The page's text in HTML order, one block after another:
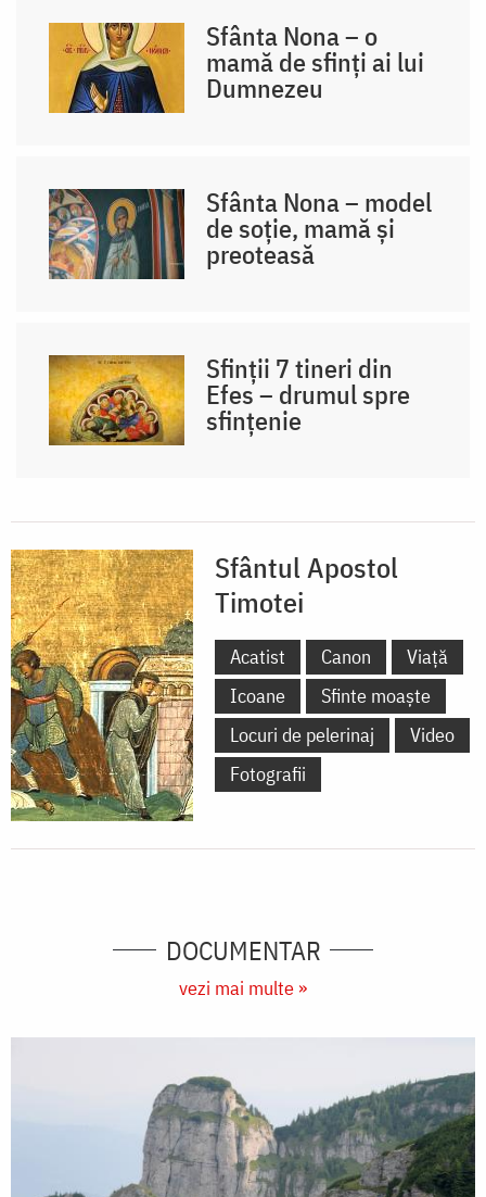
Sfânta Nona – o
mamă de sfinți ai lui
Dumnezeu
Sfânta Nona – model
de soție, mamă și
preoteasă
Sfinții 7 tineri din
Efes – drumul spre
sfințenie
Sfântul Apostol
Timotei
Acatist Canon
Viață
Icoane
Sfinte moaște
Locuri de pelerinaj
Video
Fotografii
DOCUMENTAR
vezi mai multe »